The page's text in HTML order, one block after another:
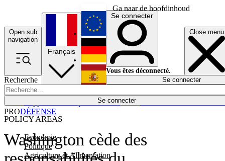
Ga naar de hoofdinhoud
Open sub
navigation
Close menu
Recherche
Se connecter
POLICY AREAS
Economie
Politique
Agriculture et Alimentation
Économie
Français
English
Deutsch
Español
Se connecter
Vous êtes déconnecté.
Se connecter
Washington cède des
PRODÉFENSE